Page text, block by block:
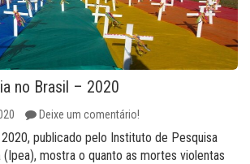
no Brasil – 2020
Deixe um comentário!
publicado pelo Instituto de Pesquisa
(Ipea), mostra o quanto as mortes violentas